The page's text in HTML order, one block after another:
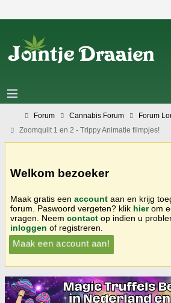
Forum Cannabis Forum Forum
Zoomquilt 1 en 2 - Trippy Animatie filmpjes!
Welkom bezoeker
Maak gratis een account aan en krijg
forum. Paswoord vergeten? klik hierom
vragen. Neem contact op indien u
inloggen of registreren.
Maak een account aan!